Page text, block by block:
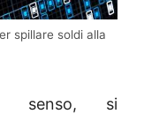
spillare soldi alla
senso, si